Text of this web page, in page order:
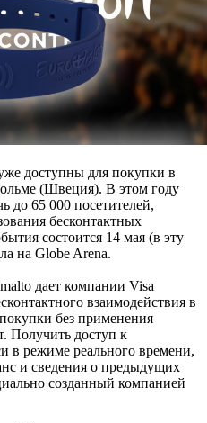
доступны для покупки в
(Швеция). В этом году
до 65 000 посетителей,
бесконтактных
состоится 14 мая (в эту
на Globe Arena.
дает компании Visa
взаимодействия в
без применения
Получить доступ к
в режиме реального времени,
и сведения о предыдущих
созданный компанией